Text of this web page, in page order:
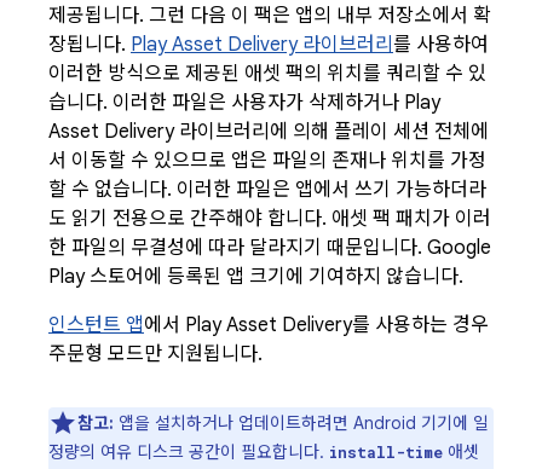
제공됩니다. 그런 다음 이 팩은 앱의 내부 저장소에서 확
장됩니다. Play Asset Delivery 라이브러리 를 사용하여
이러한 방식으로 제공된 애셋 팩의 위치를 쿼리할 수 있
습니다. 이러한 파일은 사용자가 삭제하거나 Play
Asset Delivery 라이브러리에 의해 플레이 세션 전체에
서 이동할 수 있으므로 앱은 파일의 존재나 위치를 가정
할 수 없습니다. 이러한 파일은 앱에서 쓰기 가능하더라
도 읽기 전용으로 간주해야 합니다. 애셋 팩 패치가 이러
한 파일의 무결성에 따라 달라지기 때문입니다. Google
Play 스토어에 등록된 앱 크기에 기여하지 않습니다.
인스턴트 앱에서 Play Asset Delivery를 사용하는 경우
주문형 모드만 지원됩니다.
참고: 앱을 설치하거나 업데이트하려면 Android 기기에 일
정량의 여유 디스크 공간이 필요합니다. install-time 애셋